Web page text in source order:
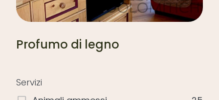
Profumo di legno
Servizi